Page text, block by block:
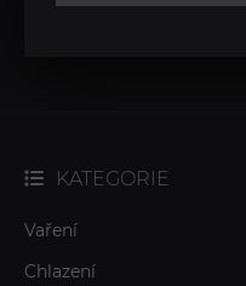
KATEGORIE
Vaření
Chlazení